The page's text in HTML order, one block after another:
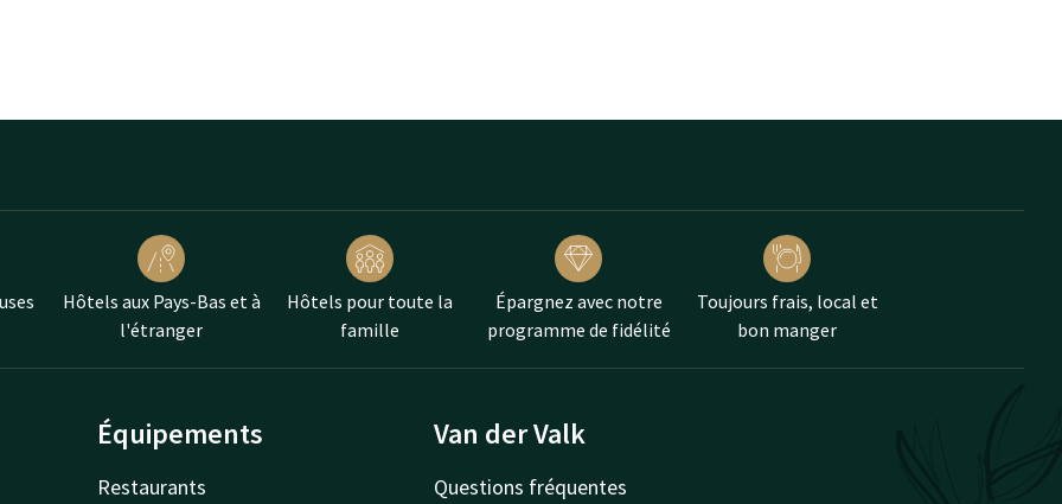
Hôtels aux Pays-Bas et à
l'étranger
Hôtels pour toute la
famille
Épargnez avec notre
programme de fidélité
Toujours frais, local et
bon manger
Équipements
Restaurants
Van der Valk
Questions fréquentes